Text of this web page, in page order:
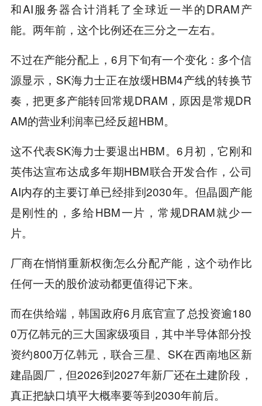
和AI服务器合计消耗了全球近一半的DRAM产
能。两年前，这个比例还在三分之一左右。
不过在产能分配上，6月下旬有一个变化：多个信
源显示，SK海力士正在放缓HBM4产线的转换节
奏，把更多产能转回常规DRAM，原因是常规DR
AM的营业利润率已经反超HBM。
这不代表SK海力士要退出HBM。6月初，它刚和
英伟达宣布达成多年期HBM联合开发合作，公司
AI内存的主要订单已经排到2030年。但晶圆产能
是刚性的，多给HBM一片，常规DRAM就少一
片。
厂商在悄悄重新权衡怎么分配产能，这个动作比
任何一天的股价波动都更值得记下来。
而在供给端，韩国政府6月底官宣了总投资逾180
0万亿韩元的三大国家级项目，其中半导体部分投
资约800万亿韩元，联合三星、SK在西南地区新
建晶圆厂，但2026到2027年新厂还在土建阶段，
真正把缺口填平大概率要等到2030年前后。